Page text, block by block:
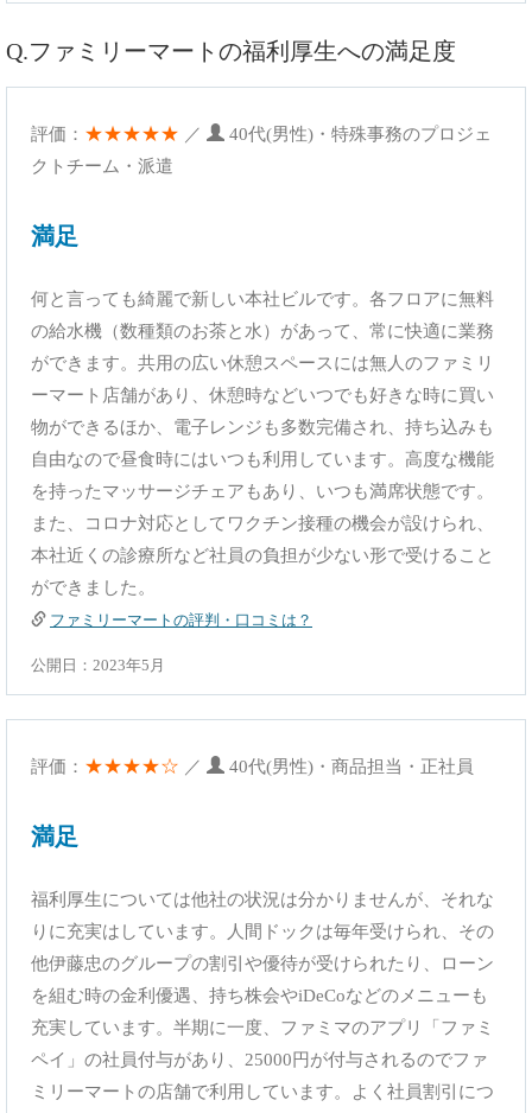
Q.ファミリーマートの福利厚生への満足度
評価： ★★★★★ ／
40代(男性)・特殊事務のプロジェ
クトチーム・派遣
満足
何と言っても綺麗で新しい本社ビルです。各フロアに無料
の給水機（数種類のお茶と水）があって、常に快適に業務
ができます。共用の広い休憩スペースには無人のファミリ
ーマート店舗があり、休憩時などいつでも好きな時に買い
物ができるほか、電子レンジも多数完備され、持ち込みも
自由なので昼食時にはいつも利用しています。高度な機能
を持ったマッサージチェアもあり、いつも満席状態です。
また、コロナ対応としてワクチン接種の機会が設けられ、
本社近くの診療所など社員の負担が少ない形で受けること
ができました。
ファミリーマートの評判・口コミは？
公開日：2023年5月
評価： ★★★★☆ ／ 40代(男性)・商品担当・正社員
満足
福利厚生については他社の状況は分かりませんが、それな
りに充実はしています。人間ドックは毎年受けられ、その
他伊藤忠のグループの割引や優待が受けられたり、ローン
を組む時の金利優遇、持ち株会やiDeCoなどのメニューも
充実しています。半期に一度、ファミマのアプリ「ファミ
ペイ」の社員付与があり、25000円が付与されるのでファ
ミリーマートの店舗で利用しています。よく社員割引につ